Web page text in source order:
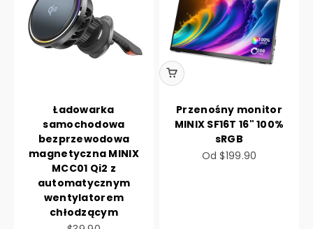
Ładowarka
samochodowa
bezprzewodowa
magnetyczna MINIX
MCC01 Qi2 z
automatycznym
wentylatorem
chłodzącym
Przenośny monitor
MINIX SF16T 16" 100%
sRGB
Cena promocyjna
Od$199.90